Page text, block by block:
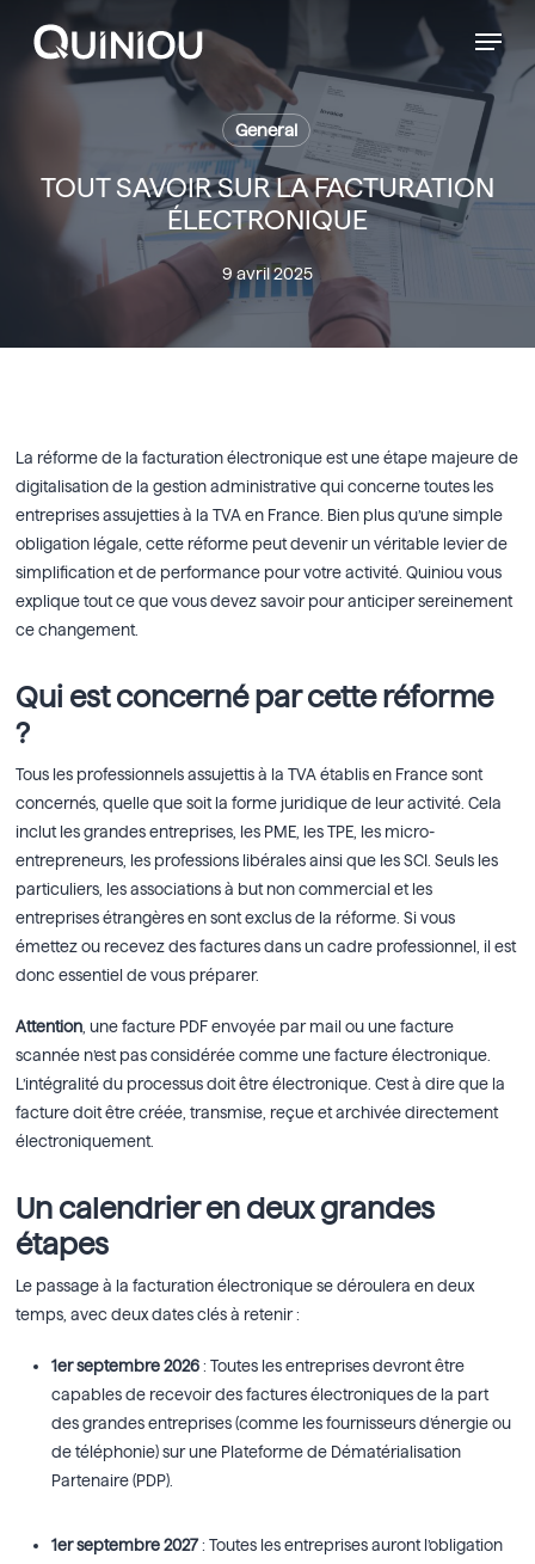
Menu
General
TOUT SAVOIR SUR LA FACTURATION
ÉLECTRONIQUE
9 avril 2025
La réforme de la facturation électronique est une étape majeure de
digitalisation de la gestion administrative qui concerne toutes les
entreprises assujetties à la TVA en France. Bien plus qu’une simple
obligation légale, cette réforme peut devenir un véritable levier de
simplification et de performance pour votre activité. Quiniou vous
explique tout ce que vous devez savoir pour anticiper sereinement
ce changement.
Qui est concerné par cette réforme
?
Tous les professionnels assujettis à la TVA établis en France sont
concernés, quelle que soit la forme juridique de leur activité. Cela
inclut les grandes entreprises, les PME, les TPE, les micro-
entrepreneurs, les professions libérales ainsi que les SCI. Seuls les
particuliers, les associations à but non commercial et les
entreprises étrangères en sont exclus de la réforme. Si vous
émettez ou recevez des factures dans un cadre professionnel, il est
donc essentiel de vous préparer.
Attention , une facture PDF envoyée par mail ou une facture
scannée n’est pas considérée comme une facture électronique.
L’intégralité du processus doit être électronique . C’est à dire que la
facture doit êtrecréée , transmise, reçue et archivée directement
électroniquement.
Un calendrier en deux grandes
étapes
Le passage à la facturation électronique se déroulera en deux
temps, avec deux dates clés à retenir :
1er septembre 2026 : Toutes les entreprises devront être
capables de recevoir des factures électroniques de la part
des grandes entreprises (comme les fournisseurs d’énergie ou
de téléphonie) sur une Plateforme de Dématérialisation
Partenaire (PDP).
1er septembre 2027: Toutes les entreprises auront l’obligation
Menu